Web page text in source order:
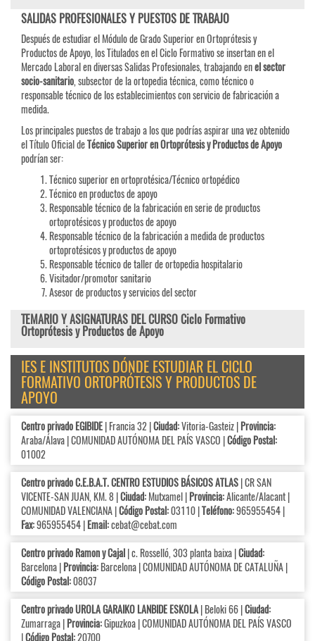
SALIDAS PROFESIONALES Y PUESTOS DE TRABAJO
Después de estudiar el Módulo de Grado Superior en Ortoprótesis y
Productos de Apoyo, los Titulados en el Ciclo Formativo se insertan en el
Mercado Laboral en diversas Salidas Profesionales, trabajando enel sector
socio-sanitario, subsector de la ortopedia técnica, como técnico o
responsable técnico de los establecimientos con servicio de fabricación a
medida.
Los principales puestos de trabajo a los que podrías aspirar una vez obtenido
el Título Oficial deTécnico Superior en Ortoprótesis y Productos de Apoyo
podrían ser:
Técnico superior en ortoprotésica/Técnico ortopédico
Técnico en productos de apoyo
Responsable técnico de la fabricación en serie de productos
ortoprotésicos y productos de apoyo
Responsable técnico de la fabricación a medida de productos
ortoprotésicos y productos de apoyo
Responsable técnico de taller de ortopedia hospitalario
Visitador/promotor sanitario
Asesor de productos y servicios del sector
TEMARIO Y ASIGNATURAS DEL CURSO Ciclo Formativo
Ortoprótesis y Productos de Apoyo
IES E INSTITUTOS DÓNDE ESTUDIAR EL CICLO
FORMATIVO ORTOPRÓTESIS Y PRODUCTOS DE
APOYO
Centro privado EGIBIDE| Francia 32 |Ciudad:Vitoria-Gasteiz |Provincia:
Araba/Álava | COMUNIDAD AUTÓNOMA DEL PAÍS VASCO |Código Postal:
01002
Centro privado C.E.B.A.T. CENTRO ESTUDIOS BÁSICOS ATLAS| CR SAN
VICENTE-SAN JUAN, KM. 8 |Ciudad:Mutxamel |Provincia:Alicante/Alacant |
COMUNIDAD VALENCIANA |Código Postal:03110 |Teléfono:965955454 |
Fax:965955454 |Email:cebat@cebat.com
Centro privado Ramon y Cajal| c. Rosselló, 303 planta baixa |Ciudad:
Barcelona |Provincia:Barcelona | COMUNIDAD AUTÓNOMA DE CATALUÑA |
Código Postal:08037
Centro privado UROLA GARAIKO LANBIDE ESKOLA| Beloki 66 |Ciudad:
Zumarraga |Provincia:Gipuzkoa | COMUNIDAD AUTÓNOMA DEL PAÍS VASCO
|Código Postal:20700